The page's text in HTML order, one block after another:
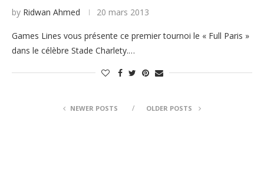
by Ridwan Ahmed 20 mars 2013
Games Lines vous présente ce premier tournoi le « Full Paris »
dans le célèbre Stade Charlety.…
NEWER POSTS OLDER POSTS